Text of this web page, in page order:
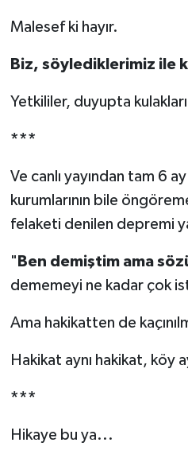
Malesef ki hayır.
Biz, söylediklerimiz ile
Yetkililer, duyupta
***
Ve canlı yayından tam 6
kurumlarının bile
felaketi denilen depremi
" Ben demiştim ama
dememeyi ne kadar çok
Ama hakikatten de
Hakikat aynı hakikat, köy
***
Hikaye bu ya...